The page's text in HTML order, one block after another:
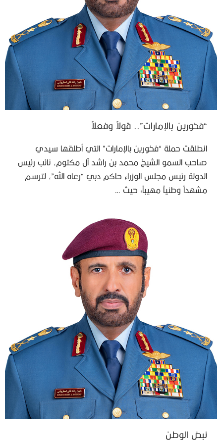
“فخورين بالإمارات”.. قولاً وفعلاً
انطلقت حملة “فخورين بالإمارات” التي أطلقها سيدي
صاحب السمو الشيخ محمد بن راشد آل مكتوم، نائب رئيس
الدولة رئيس مجلس الوزراء حاكم دبي “رعاه الله”، لترسم
مشهداً وطنياً مهيباً؛ حيث …
نبض الوطن